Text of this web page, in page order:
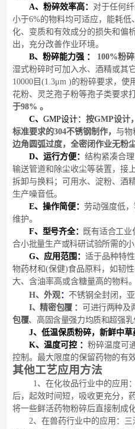
A、粉碎效率高： 对于任何
小于6%的物料均可适应，能耗
化、变质和有效成分的损失和偏
出，充分改善作业环境。
B、粉碎能力强 ： 100%粉碎
湿式粉碎时可加入水、酒精或其
10000目(1.3μm )的粉碎要求，使
花粉、灵芝孢子粉等孢子类要求
于98% 。
C、GMP设计：按GMP设计
标准要求的304不锈钢制作，与物
边角圆弧过度，全密闭作业无粉
D、运行方便：结构紧凑合
输送管道和除尘收尘等装置，接
拆卸与换料；可用水、淀粉、酒
生产噪音低。
E、操作简便：劳动强度低
维护。
F、型号齐全：
既有适合工业
合小批量生产或科研试验所需的小
G、应用范围：适于品种特
物药材和(保健)食品原料，如韧
大、含油率高或含糖量高的物料。
H、外观： 不锈钢全封闭，
I、精密包覆 ： 可进行两种及
包覆、高固含量强力均质和超强乳
J、低温保质粉碎，新鲜中草
K、温度可控 ：粉碎温度可
控制。最大限度的保留药物的有效
其他工艺应用方法
1、在化妆品行业中的应用
后，起效时间短，吸收更充分，
将一些鲜活药物粉碎后直接制成化
2、在兽药行业中的应用：